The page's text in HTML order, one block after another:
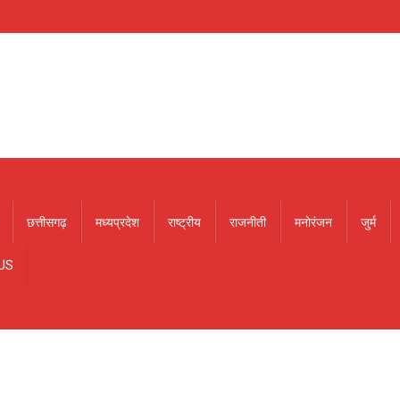
छत्तीसगढ़ मध्यप्रदेश राष्ट्रीय राजनीती मनोरंजन जुर्म